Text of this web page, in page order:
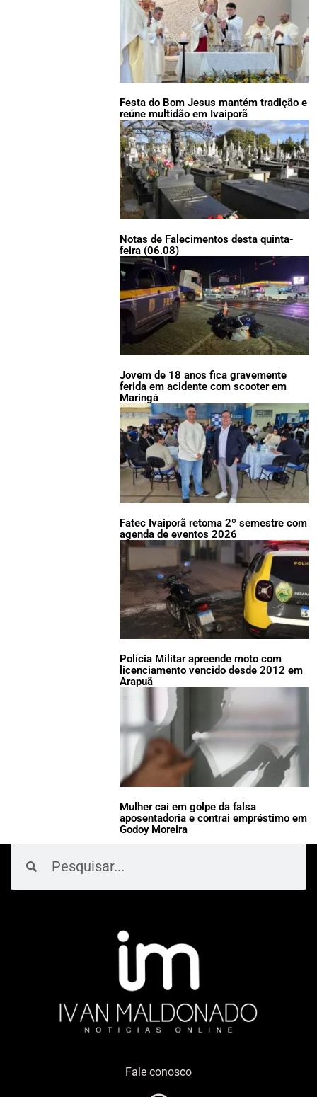
Festa do Bom Jesus mantém tradição e
reúne multidão em Ivaiporã
Notas de Falecimentos desta quinta-
feira (06.08)
Jovem de 18 anos fica gravemente
ferida em acidente com scooter em
Maringá
Fatec Ivaiporã retoma 2º semestre com
agenda de eventos 2026
Polícia Militar apreende moto com
licenciamento vencido desde 2012 em
Arapuã
Mulher cai em golpe da falsa
aposentadoria e contrai empréstimo em
Godoy Moreira
Fale conosco